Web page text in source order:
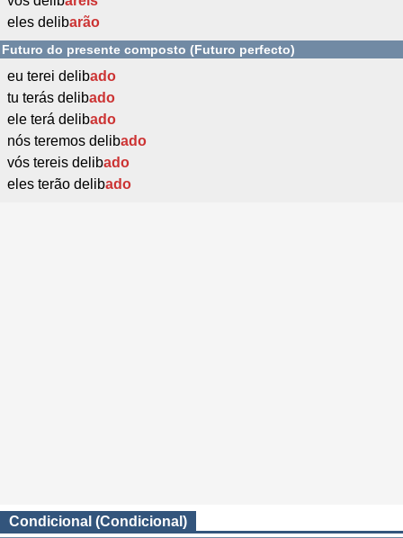
eles delibarão
Futuro do presente composto (Futuro perfecto)
eu terei delibado
tu terás delibado
ele terá delibado
nós teremos delibado
vós tereis delibado
eles terão delibado
Condicional (Condicional)